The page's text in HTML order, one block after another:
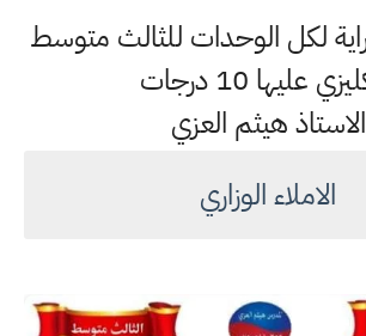
لكل الوحدات للثالث متوسط
عليها 10 درجات
الاستاذ هيثم العزي
الاملاء الوزاري